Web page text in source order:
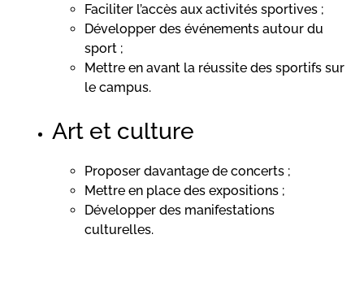
Faciliter l’accès aux activités sportives ;
Développer des événements autour du
sport ;
Mettre en avant la réussite des sportifs sur
le campus.
Art et culture
Proposer davantage de concerts ;
Mettre en place des expositions ;
Développer des manifestations
culturelles.